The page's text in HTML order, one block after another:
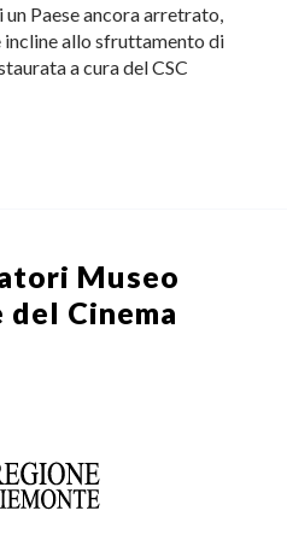
Paese ancora arretrato,
allo sfruttamento di
a cura del CSC
Museo
del Cinema